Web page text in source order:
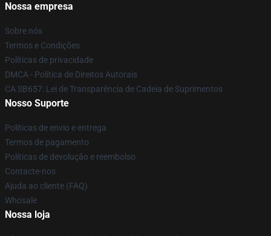
Nossa empresa
Sobre nós
Termos e Condições
Políticas de privacidade
DMCA - Política de Direitos Autorais
CA SB657: Lei de Transparência de Cadeia de Suprimentos
Nosso Suporte
Políticas de envio e entrega
Termos de pagamento
Políticas de devolução e reembolso
Contacte-nos
Ajuda ao cliente (FAQ)
Whosale
Nossa loja